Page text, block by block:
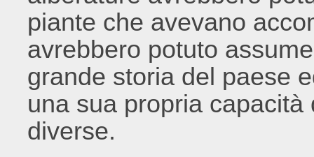
piante che avevano
avrebbero potuto
grande storia del paese
una sua propria
diverse.